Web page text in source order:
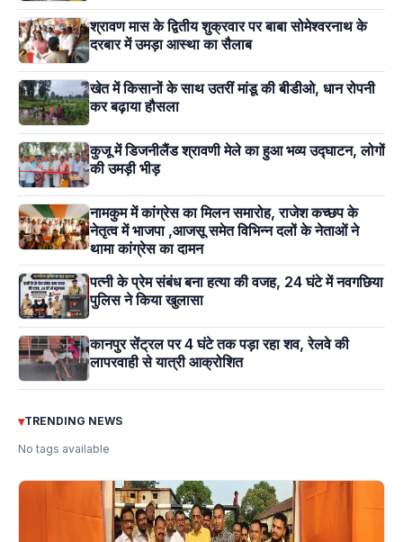
श्रावण मास के द्वितीय शुक्रवार पर बाबा सोमेश्वरनाथ के
दरबार में उमड़ा आस्था का सैलाब
खेत में किसानों के साथ उतरीं मांडू की बीडीओ, धान रोपनी
कर बढ़ाया हौसला
कुजू में डिजनीलैंड श्रावणी मेले का हुआ भव्य उद्घाटन, लोगों
की उमड़ी भीड़
नामकुम में कांग्रेस का मिलन समारोह, राजेश कच्छप के
नेतृत्व में भाजपा ,आजसू समेत विभिन्न दलों के नेताओं ने
थामा कांग्रेस का दामन
पत्नी के प्रेम संबंध बना हत्या की वजह, 24 घंटे में नवगछिया
पुलिस ने किया खुलासा
कानपुर सेंट्रल पर 4 घंटे तक पड़ा रहा शव, रेलवे की
लापरवाही से यात्री आक्रोशित
▾TRENDING NEWS
No tags available